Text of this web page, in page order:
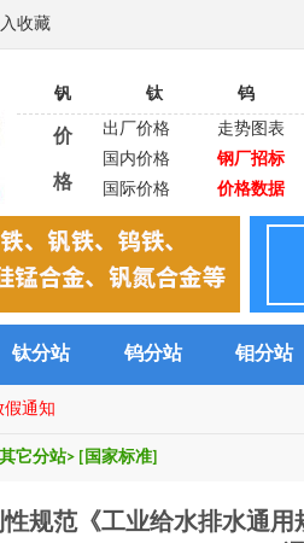
收藏
钒 钛 钨
价
格
出厂价格
走势图表
国内价格
钢厂招标
国际价格
价格数据
钛分站 钨分站 钼分站
假通知
其它分站> [国家标准]
规范《工业给水排水通